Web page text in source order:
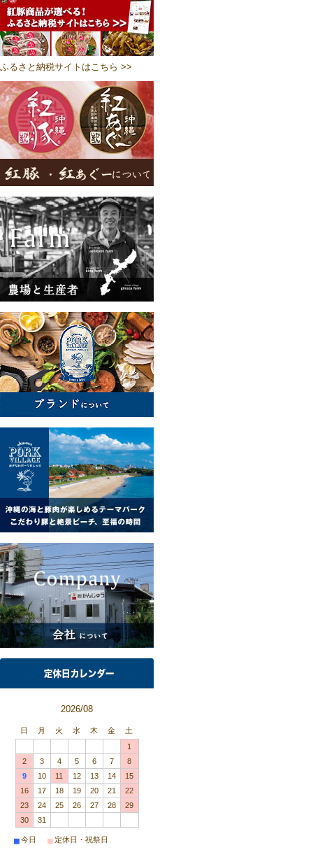
ふるさと納税サイトはこちら >>
2026/08
日 月 火 水 木 金
土
1
2
3 4 5 6 7
8
9
10 11 12 13 14
15
16
17 18 19 20 21
22
23
24 25 26 27 28
29
30
31
■今日 ■定休日・祝祭日